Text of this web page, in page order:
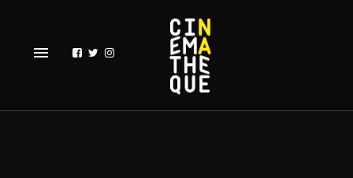
menu